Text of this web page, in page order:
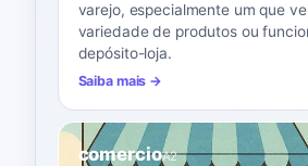
varejo, especialmente um que
variedade de produtos ou
depósito-loja.
Saiba mais →
comercioA2